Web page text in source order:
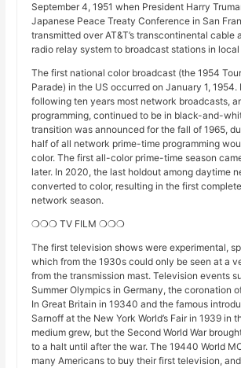
September 4, 1951 when President Harry
Japanese Peace Treaty Conference in San
transmitted over AT&T’s transcontinental cable
radio relay system to broadcast stations in
The first national color broadcast (the 1954
Parade) in the US occurred on January 1, 1954.
following ten years most network broadcasts,
programming, continued to be in black-and-
transition was announced for the fall of 1965,
half of all network prime-time programming
color. The first all-color prime-time season
later. In 2020, the last holdout among daytime
converted to color, resulting in the first
network season.
❍❍❍ TV FILM ❍❍❍
The first television shows were experimental,
which from the 1930s could only be seen at a
from the transmission mast. Television events
Summer Olympics in Germany, the coronation
In Great Britain in 19340 and the famous
Sarnoff at the New York World’s Fair in 1939 in
medium grew, but the Second World War
to a halt until after the war. The 19440 World
many Americans to buy their first television,